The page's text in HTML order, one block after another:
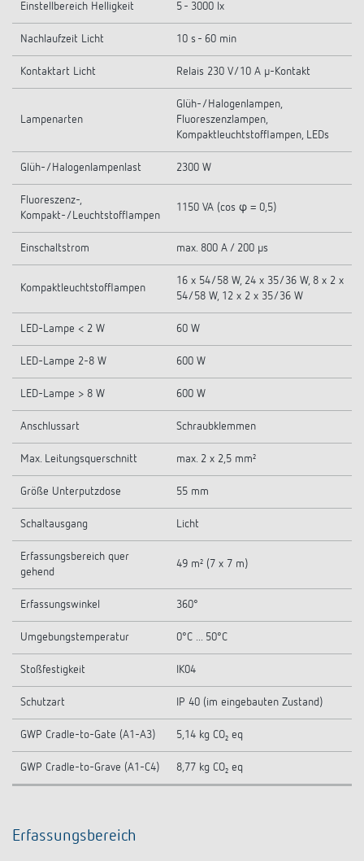
Einstellbereich Helligkeit 5 - 3000 lx
Nachlaufzeit Licht 10 s - 60 min
Kontaktart Licht Relais 230 V/10 A µ-Kontakt
Lampenarten
Glüh-/Halogenlampen,
Fluoreszenzlampen,
Kompaktleuchtstofflampen, LEDs
Glüh-/Halogenlampenlast 2300 W
Fluoreszenz-,
Kompakt-/Leuchtstofflampen
1150 VA (cos φ = 0,5)
Einschaltstrom max. 800 A / 200 µs
Kompaktleuchtstofflampen
16 x 54/58 W, 24 x 35/36 W, 8 x 2 x
54/58 W, 12 x 2 x 35/36 W
LED-Lampe < 2 W 60 W
LED-Lampe 2-8 W 600 W
LED-Lampe > 8 W 600 W
Anschlussart Schraubklemmen
Max. Leitungsquerschnitt max. 2 x 2,5 mm²
Größe Unterputzdose 55 mm
Schaltausgang Licht
Erfassungsbereich quer
gehend
49 m² (7 x 7 m)
Erfassungswinkel 360°
Umgebungstemperatur 0°C ... 50°C
Stoßfestigkeit IK04
Schutzart IP 40 (im eingebauten Zustand)
GWP Cradle-to-Gate (A1-A3) 5,14 kg CO₂ eq
GWP Cradle-to-Grave (A1-C4) 8,77 kg CO₂ eq
Erfassungsbereich